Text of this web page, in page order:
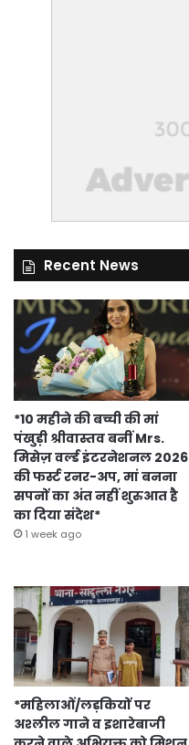
Recent News
*10 महीने की बच्ची की मां
पंखुड़ी श्रीवास्तव बनीं Mrs.
मिसेज़ वर्ल्ड इंटरनेशनल 2026
की फर्स्ट रनर-अप, मां बनना
सपनों का अंत नहीं शुरुआत है
का दिया संदेश*
1 week ago
*महिलाओं/लड़कियों पर
अश्लील गाने व इशारेबाजी